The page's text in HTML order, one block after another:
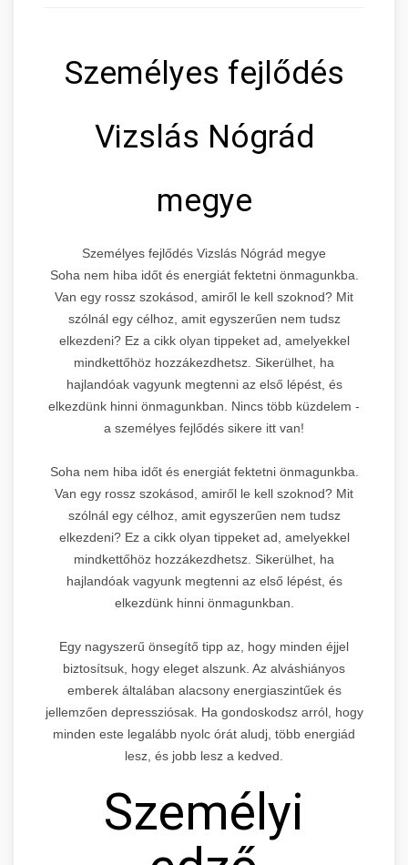
Személyes fejlődés
Vizslás Nógrád
megye
Személyes fejlődés Vizslás Nógrád megye
Soha nem hiba időt és energiát fektetni önmagunkba.
Van egy rossz szokásod, amiről le kell szoknod? Mit
szólnál egy célhoz, amit egyszerűen nem tudsz
elkezdeni? Ez a cikk olyan tippeket ad, amelyekkel
mindkettőhöz hozzákezdhetsz. Sikerülhet, ha
hajlandóak vagyunk megtenni az első lépést, és
elkezdünk hinni önmagunkban. Nincs több küzdelem -
a személyes fejlődés sikere itt van!
Soha nem hiba időt és energiát fektetni önmagunkba.
Van egy rossz szokásod, amiről le kell szoknod? Mit
szólnál egy célhoz, amit egyszerűen nem tudsz
elkezdeni? Ez a cikk olyan tippeket ad, amelyekkel
mindkettőhöz hozzákezdhetsz. Sikerülhet, ha
hajlandóak vagyunk megtenni az első lépést, és
elkezdünk hinni önmagunkban.
Egy nagyszerű önsegítő tipp az, hogy minden éjjel
biztosítsuk, hogy eleget alszunk. Az alváshiányos
emberek általában alacsony energiaszintűek és
jellemzően depressziósak. Ha gondoskodsz arról, hogy
minden este legalább nyolc órát aludj, több energiád
lesz, és jobb lesz a kedved.
Személyi